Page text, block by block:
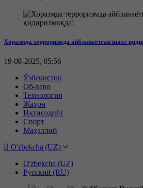
Хоразмда терроризмда айбланаётган шахс
19-08-2025, 05:56
Ўзбекистон
Об-ҳаво
Технология
Жаҳон
Иқтисодиёт
Спорт
Маҳаллий
O'zbekcha (UZ)
O'zbekcha (UZ)
Русский (RU)